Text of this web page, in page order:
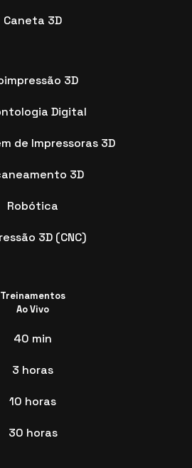
Caneta 3D
3D
Digital
de Impressoras 3D
3D
Robótica
3D (CNC)
Treinamentos
Ao Vivo
40 min
3 horas
10 horas
30 horas